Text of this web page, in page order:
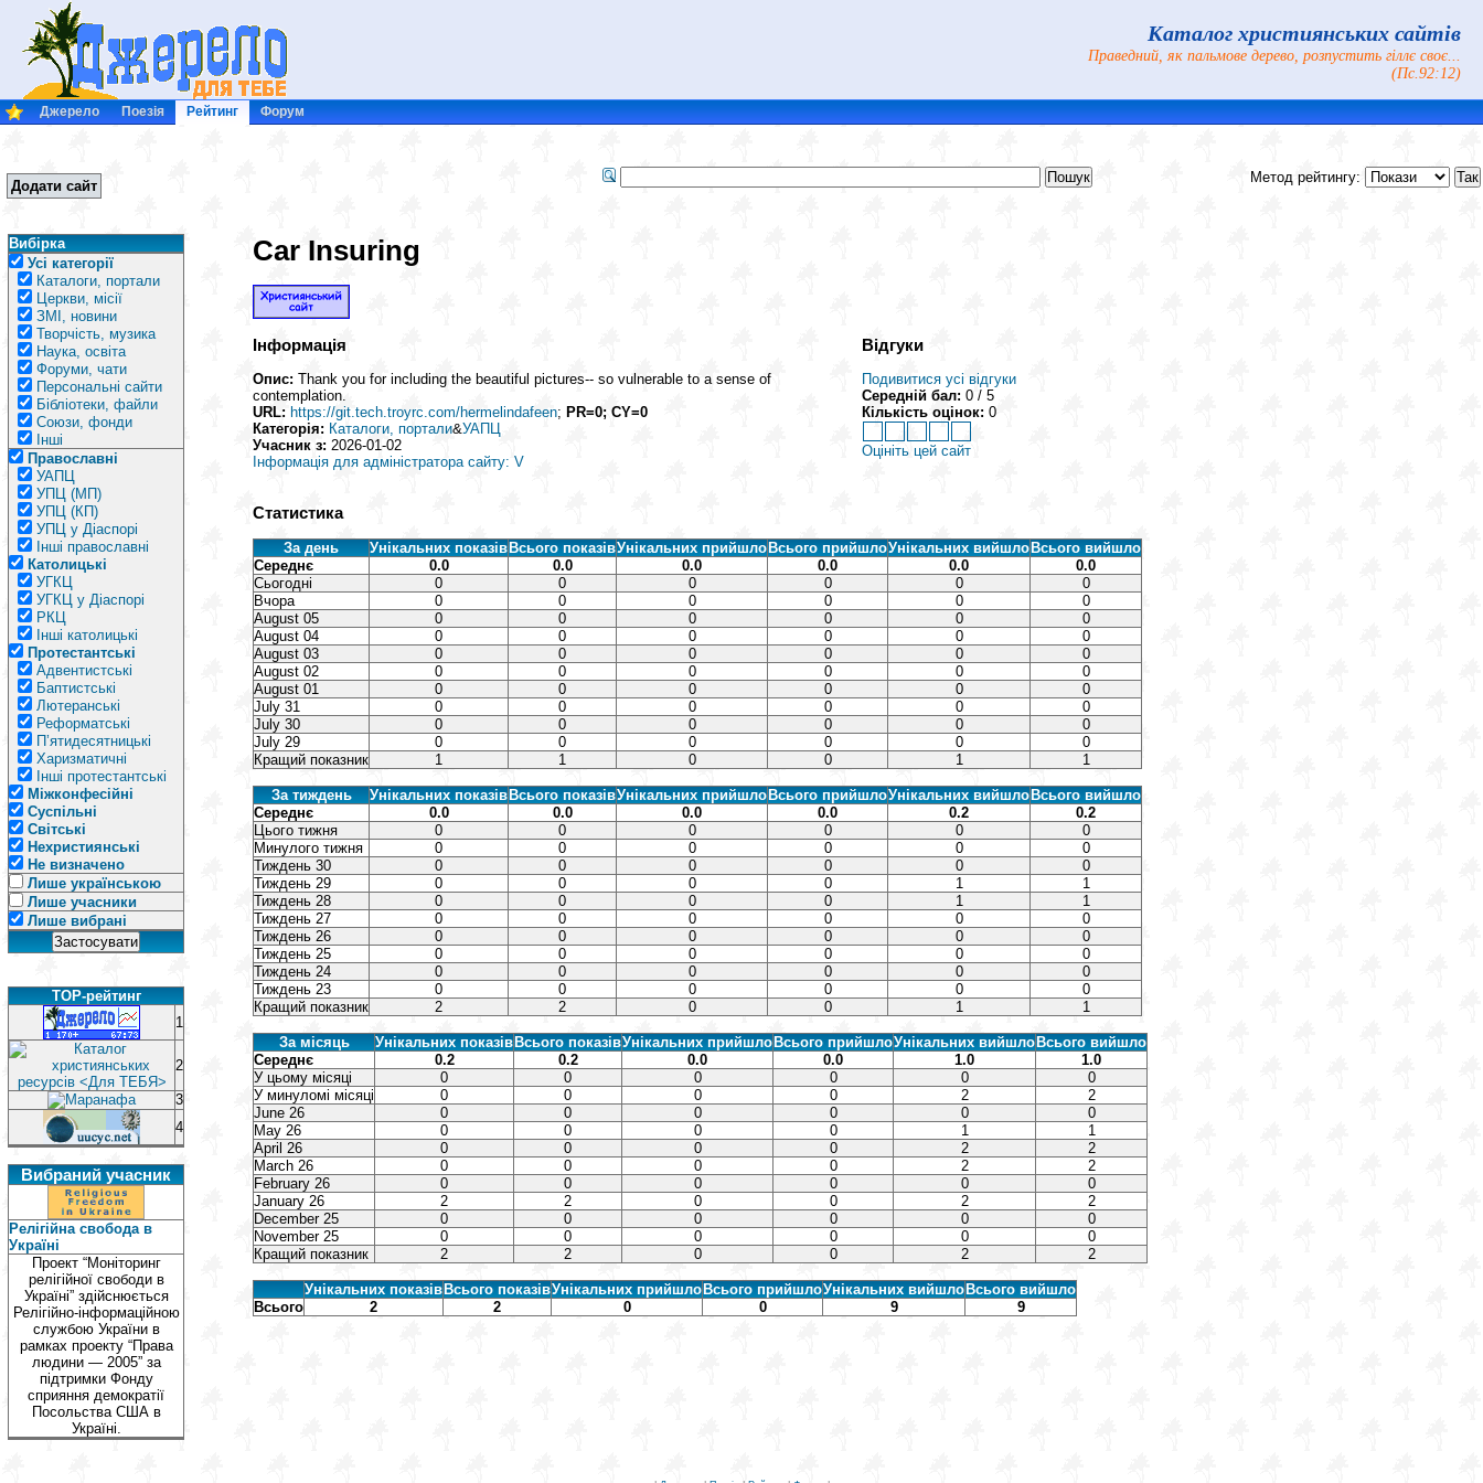
Каталог християнських сайтів
Праведний, як пальмове дерево, розпустить гіллє своє...
(Пс.92:12)
Джерело Поезія Рейтинг Форум
Додати сайт
Метод рейтингу:
Вибірка
Усі категорії
Каталоги, портали
Церкви, місії
ЗМІ, новини
Творчість, музика
Наука, освіта
Форуми, чати
Персональні сайти
Бібліотеки, файли
Союзи, фонди
Інші
Православні
УАПЦ
УПЦ (МП)
УПЦ (КП)
УПЦ у Діаспорі
Інші православні
Католицькі
УГКЦ
УГКЦ у Діаспорі
РКЦ
Інші католицькі
Протестантські
Адвентистські
Баптистські
Лютеранські
Реформатські
П’ятидесятницькі
Харизматичні
Інші протестантські
Міжконфесійні
Суспільні
Світські
Нехристиянські
Не визначено
Лише українською
Лише учасники
Лише вибрані
TOP-рейтинг
1
2
3
4
Вибраний учасник
Релігійна свобода в
Україні
Проект “Моніторинг
релігійної свободи в
Україні” здійснюється
Релігійно-інформаційною
службою України в
рамках проекту “Права
людини — 2005” за
підтримки Фонду
сприяння демократії
Посольства США в
Україні.
Car Insuring
Інформація
Опис: Thank you for including the beautiful pictures-- so vulnerable to a sense of
contemplation.
URL: https://git.tech.troyrc.com/hermelindafeen; PR=0; CY=0
Категорія: Каталоги, портали&УАПЦ
Учасник з: 2026-01-02
Інформація для адміністратора сайту: V
Відгуки
Подивитися усі відгуки
Середній бал: 0 / 5
Кількість оцінок: 0
Оцініть цей сайт
Статистика
За день Унікальних показів Всього показівУнікальних прийшло Всього прийшлоУнікальних вийшло Всього вийшло
Середнє
0.0 0.0 0.0 0.0 0.0
0.0
Сьогодні
0 0 0 0 0
0
Вчора
0 0 0 0 0
0
August 05
0 0 0 0 0
0
August 04
0 0 0 0 0
0
August 03
0 0 0 0 0
0
August 02
0 0 0 0 0
0
August 01
0 0 0 0 0
0
July 31
0 0 0 0 0
0
July 30
0 0 0 0 0
0
July 29
0 0 0 0 0
0
Кращий показник
1 1 0 0 1 1
За тиждень Унікальних показів Всього показівУнікальних прийшло Всього прийшлоУнікальних вийшло Всього вийшло
Середнє
0.0 0.0 0.0 0.0 0.2
0.2
Цього тижня
0 0 0 0 0
0
Минулого тижня
0 0 0 0 0
0
Тиждень 30
0 0 0 0 0
0
Тиждень 29
0 0 0 0 1
1
Тиждень 28
0 0 0 0 1
1
Тиждень 27
0 0 0 0 0
0
Тиждень 26
0 0 0 0 0
0
Тиждень 25
0 0 0 0 0
0
Тиждень 24
0 0 0 0 0
0
Тиждень 23
0 0 0 0 0
0
Кращий показник
2 2 0 0 1 1
За місяць Унікальних показів Всього показівУнікальних прийшло Всього прийшлоУнікальних вийшло Всього вийшло
Середнє
0.2 0.2 0.0 0.0 1.0
1.0
У цьому місяці
0 0 0 0 0
0
У минуломі місяці
0 0 0 0 2
2
June 26
0 0 0 0 0
0
May 26
0 0 0 0 1
1
April 26
0 0 0 0 2
2
March 26
0 0 0 0 2
2
February 26
0 0 0 0 0
0
January 26
2 2 0 0 2
2
December 25
0 0 0 0 0
0
November 25
0 0 0 0 0
0
Кращий показник
2 2 0 0 2 2
Унікальних показів Всього показівУнікальних прийшло Всього прийшлоУнікальних вийшло Всього вийшло
Всього
2 2 0 0 9 9